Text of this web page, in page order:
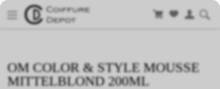
OM COLOR & STYLE MOUSSE
MITTELBLOND 200ML